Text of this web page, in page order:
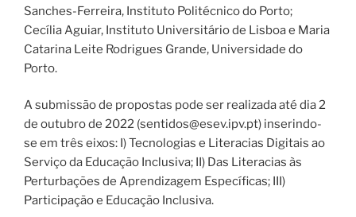
Sanches-Ferreira, Instituto Politécnico do Porto;
Cecília Aguiar, Instituto Universitário de Lisboa e Maria
Catarina Leite Rodrigues Grande, Universidade do
Porto.
A submissão de propostas pode ser realizada até dia 2
de outubro de 2022 (sentidos@esev.ipv.pt) inserindo-
se em três eixos: I) Tecnologias e Literacias Digitais ao
Serviço da Educação Inclusiva; II) Das Literacias às
Perturbações de Aprendizagem Específicas; III)
Participação e Educação Inclusiva.